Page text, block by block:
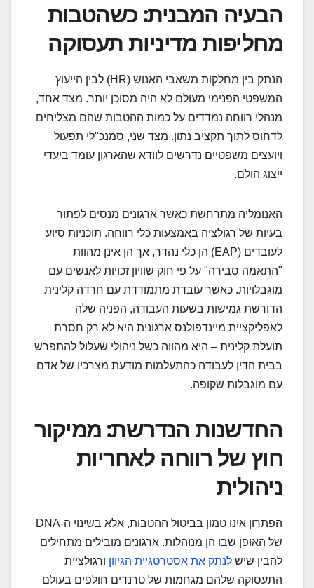
הבעיה המבנית: כשהטבות
מחליפות מדיניות תעסוקה
הנתק בין מחלקות משאבי האנוש (HR) לבין הייעוץ
המשפטי הפנימי מעולם לא היה מסוכן יותר. מצד אחד,
מנהלי רווחה נמדדים על כמות ההטבות שהם מצליחים
לדחוס לתוך תקציב נתון. מצד שני, סמנכ"לי תפעול
ויועצים משפטיים נדרשים לוודא שהארגון עומד ביעדי
ייצוג הולם.
האנומליה מתרחשת כאשר ארגונים מנסים לפתור
בעיות של רגולציה באמצעות כלי רווחה. תוכניות סיוע
לעובדים (EAP) הן כלי נהדר, אך הן אינן מהוות
"התאמה סבירה" על פי חוק שוויון זכויות לאנשים עם
מוגבלויות. כאשר עובדת מתמודדת עם חרדה קלינית
הדורשת גמישות בשעות העבודה, הפניה שלה
לאפליקציית מיינדפולנס ארגונית היא לא רק חסרת
תועלת קלינית – היא מהווה כשל ניהולי שעלול להתפרש
בבית הדין לעבודה כהתעלמות מודעת מצרכיו של אדם
עם מוגבלות שקופה.
החדשנות הנדרשת: ממיקור
חוץ של רווחה לאחריות
ניהולית
הפתרון אינו טמון בביטול ההטבות, אלא בשינוי ה-DNA
של האופן שבו הן מנוהלות. ארגונים מובילים מתחילים
להבין שיש לנתק את אסטרטגיית הגיוון ורגולציית
התעסוקה שלהם מגחמות של טרנדים חולפים בעולם